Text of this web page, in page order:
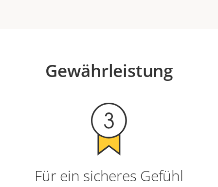
Gewährleistung
Für ein sicheres Gefühl